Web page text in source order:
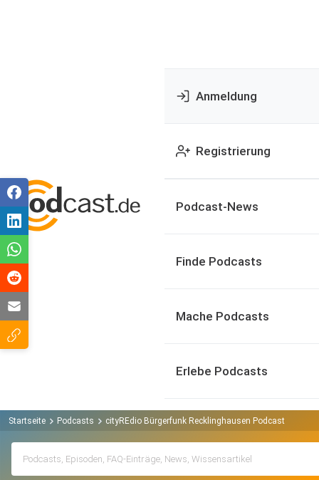
Anmeldung
Registrierung
Podcast-News
Finde Podcasts
Mache Podcasts
Erlebe Podcasts
Startseite Podcasts cityREdio Bürgerfunk Recklinghausen Podcast